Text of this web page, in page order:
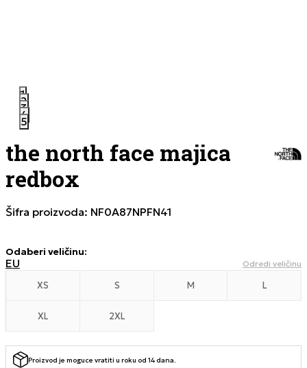
1
2
3
4
5
the north face majica
redbox
Šifra proizvoda: NF0A87NPFN41
Odaberi veličinu:
EU Odredi veličinu
XS S M L
XL 2XL
Proizvod je moguce vratiti u roku od 14 dana.